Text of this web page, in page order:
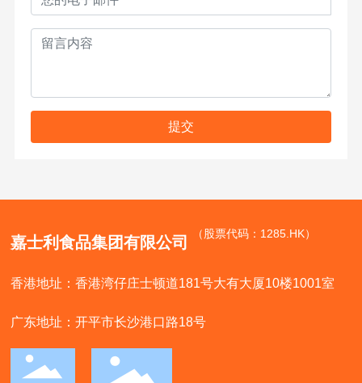
提交
嘉士利食品集团有限公司 （股票代码：1285.HK）
香港地址：香港湾仔庄士顿道181号大有大厦10楼1001室
广东地址：开平市长沙港口路18号